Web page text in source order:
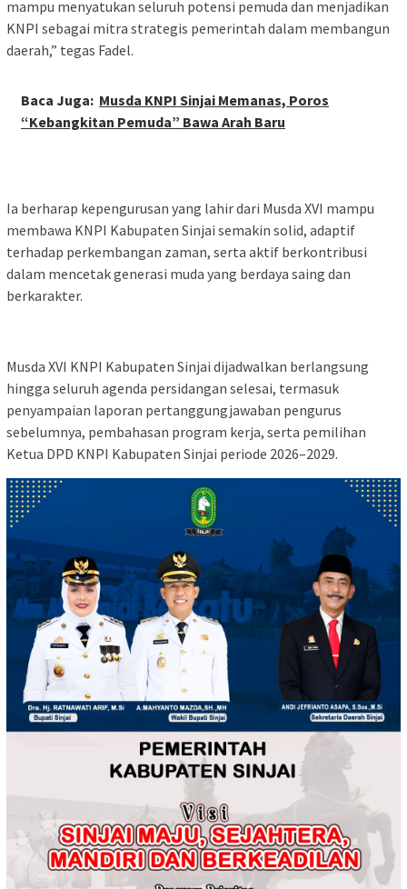
mampu menyatukan seluruh potensi pemuda dan menjadikan
KNPI sebagai mitra strategis pemerintah dalam membangun
daerah,” tegas Fadel.
Baca Juga: Musda KNPI Sinjai Memanas, Poros
“Kebangkitan Pemuda” Bawa Arah Baru
Ia berharap kepengurusan yang lahir dari Musda XVI mampu
membawa KNPI Kabupaten Sinjai semakin solid, adaptif
terhadap perkembangan zaman, serta aktif berkontribusi
dalam mencetak generasi muda yang berdaya saing dan
berkarakter.
Musda XVI KNPI Kabupaten Sinjai dijadwalkan berlangsung
hingga seluruh agenda persidangan selesai, termasuk
penyampaian laporan pertanggungjawaban pengurus
sebelumnya, pembahasan program kerja, serta pemilihan
Ketua DPD KNPI Kabupaten Sinjai periode 2026–2029.